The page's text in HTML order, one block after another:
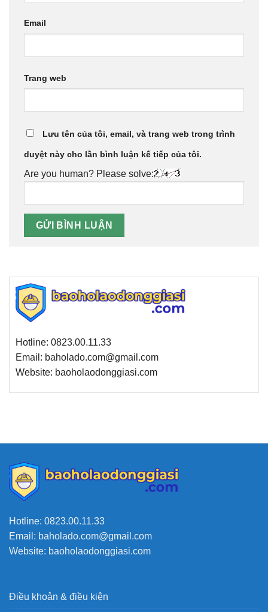
Email
Trang web
Lưu tên của tôi, email, và trang web trong trình
duyệt này cho lần bình luận kế tiếp của tôi.
Are you human? Please solve:
Hotline: 0823.00.11.33
Email: baholado.com@gmail.com
Website: baoholaodonggiasi.com
Hotline: 0823.00.11.33
Email: baholado.com@gmail.com
Website: baoholaodonggiasi.com
Điều khoản & điều kiện